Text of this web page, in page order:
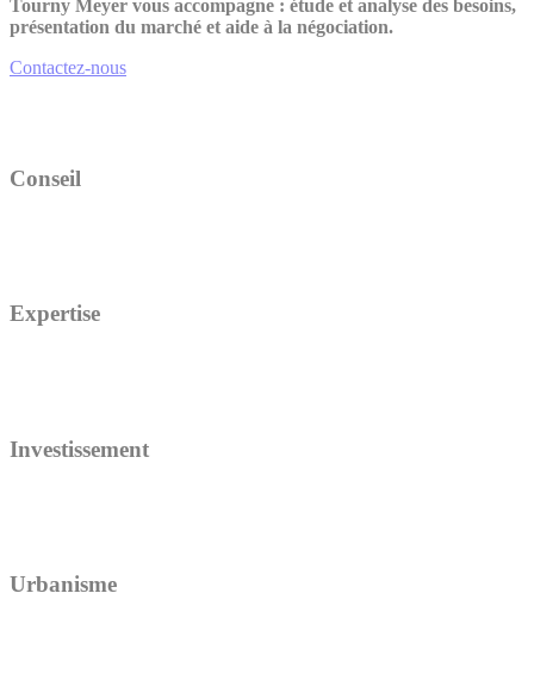
Tourny Meyer vous accompagne : étude et analyse des besoins,
présentation du marché et aide à la négociation.
Contactez-nous
Conseil
Expertise
Investissement
Urbanisme